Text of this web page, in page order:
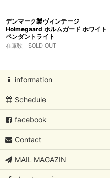
デンマーク製ヴィンテージ
Holmegaard ホルムガード ホワイト
ペンダントライト
在庫数 SOLD OUT
information
Schedule
facebook
Contact
MAIL MAGAZIN